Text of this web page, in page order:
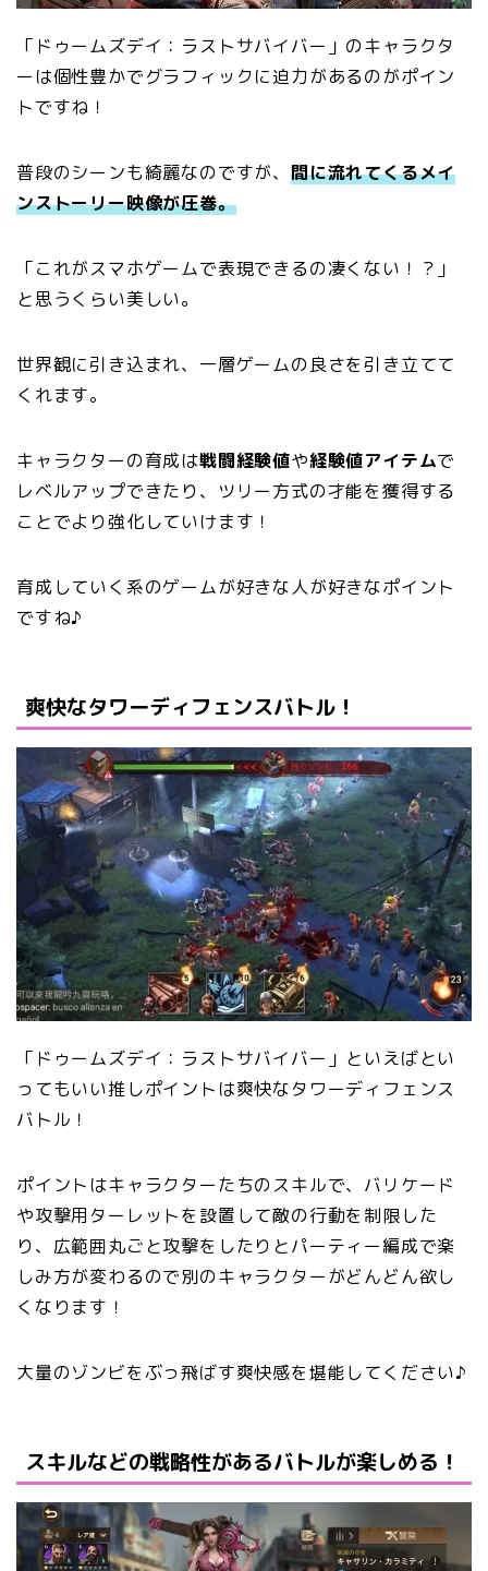
「ドゥームズデイ：ラストサバイバー」のキャラクタ
ーは個性豊かでグラフィックに迫力があるのがポイン
トですね！
普段のシーンも綺麗なのですが、 間に流れてくるメイ
ンストーリー映像が圧巻。
「これがスマホゲームで表現できるの凄くない！？」
と思うくらい美しい。
世界観に引き込まれ、一層ゲームの良さを引き立てて
くれます。
キャラクターの育成は戦闘経験値や経験値アイテムで
レベルアップできたり、 ツリー方式の才能を獲得する
ことでより強化していけます！
育成していく系のゲームが好きな人が好きなポイント
ですね♪
爽快なタワーディフェンスバトル！
「ドゥームズデイ：ラストサバイバー」といえばとい
ってもいい推しポイントは爽快なタワーディフェンス
バトル ！
ポイントはキャラクターたちのスキルで、バリケード
や攻撃用ターレットを設置して敵の行動を制限した
り、広範囲丸ごと攻撃をしたりとパーティー編成で楽
しみ方が変わるので別のキャラクターがどんどん欲し
くなります！
大量のゾンビをぶっ飛ばす爽快感を堪能してください♪
スキルなどの戦略性があるバトルが楽しめる！